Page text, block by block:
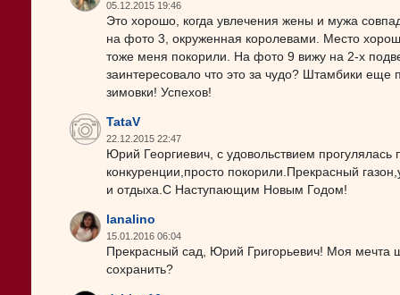
05.12.2015 19:46
Это хорошо, когда увлечения жены и мужа
на фото 3, окруженная королевами. Место
тоже меня покорили. На фото 9 вижу на 2-х
заинтересовало что это за чудо? Штамбики
зимовки! Успехов!
TataV
22.12.2015 22:47
Юрий Георгиевич, с удовольствием
конкуренции,просто покорили.Прекрасный
и отдыха.С Наступающим Новым Годом!
lanalino
15.01.2016 06:04
Прекрасный сад, Юрий Григорьевич! Моя мечта
сохранить?